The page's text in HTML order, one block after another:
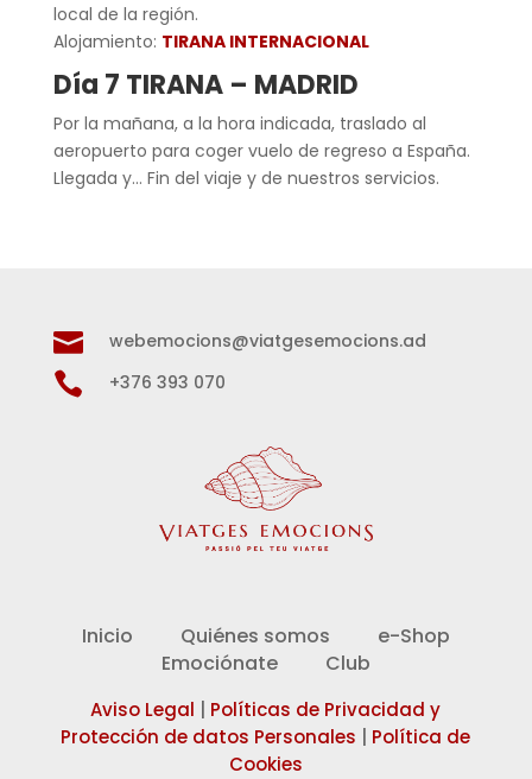
local de la región.
Alojamiento: TIRANA INTERNACIONAL
Día 7 TIRANA – MADRID
Por la mañana, a la hora indicada, traslado al
aeropuerto para coger vuelo de regreso a España.
Llegada y… Fin del viaje y de nuestros servicios.
 webemocions@viatgesemocions.ad
 +376 393 070
Inicio Quiénes somos
e-Shop
Emociónate
Club
Aviso Legal
Políticas de Privacidad y
Protección de datos Personales
Política de
Cookies